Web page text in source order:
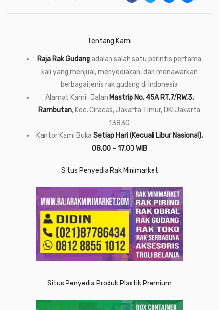
Tentang Kami
Raja Rak Gudangadalah salah satu perintis pertama
kali yang menjual, menyediakan, dan menawarkan
berbagai jenis rak gudang di Indonesia
Alamat Kami : Jalan Mastrip No. 45A RT.7/RW.3,
Rambutan, Kec. Ciracas, Jakarta Timur, DKI Jakarta
13830
Kantor Kami Buka Setiap Hari (Kecuali Libur Nasional),
08.00 – 17.00 WIB
Situs Penyedia Rak Minimarket
Situs Penyedia Produk Plastik Premium